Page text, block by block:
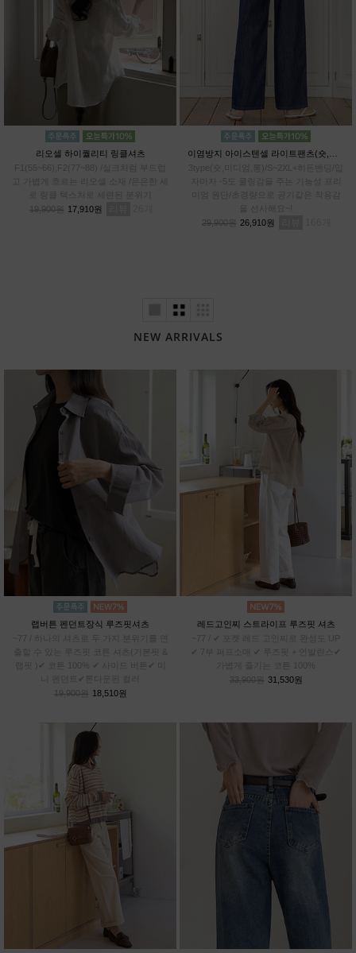
리오셀 하이퀄리티 링클셔츠
F1(55~66),F2(77~88) /실크처럼 부드럽
고 가볍게 흐르는 리오셀 소재 /은은한 세
로 링클 텍스처로 세련된 분위기
19,900원 17,910원
3type(숏,미디엄,롱)/S~2XL+히든밴딩/입
자마자 -5도 쿨링감을 주는 기능성 프리
을 선사해요~!
29,900원 26,910원
NEW ARRIVALS
랩버튼 펜던트장식 루즈핏셔츠
~77 / 하나의 셔츠로 두 가지 분위기를 연
출할 수 있는 루즈핏 코튼 셔츠(기본핏 &
랩핏 )✔ 코튼 100% ✔ 사이드 버튼✔ 미
니 펜던트✔톤다운된 컬러
19,900원 18,510원
레드고인찌 스트라이프 루즈핏 셔츠
~77 / ✔ 포켓 레드 고인찌로 완성도 UP
✔ 7부 퍼프소매 ✔ 루즈핏 + 언발란스✔
33,900원 31,530원